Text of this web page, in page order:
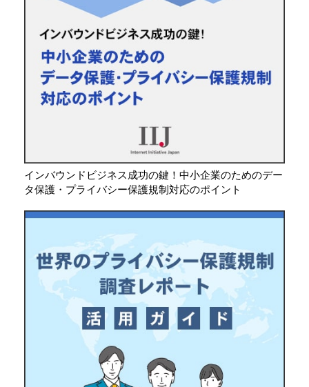
インバウンドビジネス成功の鍵！中小企業のためのデー
タ保護・プライバシー保護規制対応のポイント